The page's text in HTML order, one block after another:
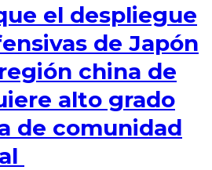
el despliegue
de Japón
china de
alto grado
de comunidad